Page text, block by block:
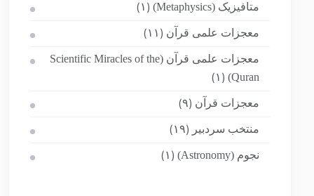
متافیزیک (Metaphysics) (۱)
معجزات علمی قرآن (۱۱)
معجزات علمی قرآن (Scientific Miracles of the
Quran)
(۱)
معجزات قرآن (۹)
منتخب سردبیر (۱۹)
نجوم (Astronomy) (۱)